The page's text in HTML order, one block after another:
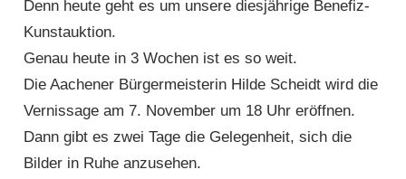
Denn heute geht es um unsere diesjährige Benefiz-
Kunstauktion.
Genau heute in 3 Wochen ist es so weit.
Die Aachener Bürgermeisterin Hilde Scheidt wird die
Vernissage am 7. November um 18 Uhr eröffnen.
Dann gibt es zwei Tage die Gelegenheit, sich die
Bilder in Ruhe anzusehen.